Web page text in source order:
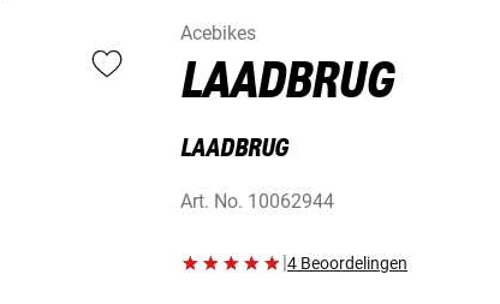
Acebikes
LAADBRUG
LAADBRUG
Art. No. 10062944
|4 Beoordelingen